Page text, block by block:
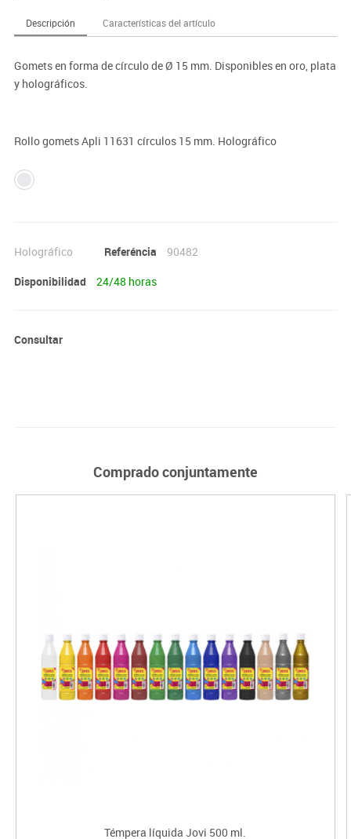
Descripción Características del artículo
Gomets en forma de círculo de Ø 15 mm. Disponibles en oro, plata
y holográficos.
Rollo gomets Apli 11631 círculos 15 mm. Holográfico
Holográfico Referéncia
90482
Disponibilidad
24/48 horas
Consultar
Comprado conjuntamente
Témpera líquida Jovi 500 ml.